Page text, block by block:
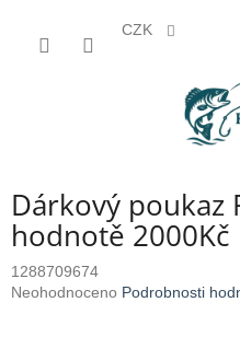
CZK
Dárkový poukaz
hodnotě 2000Kč
1288709674
Průměrné
Neohodnoceno Podrobnosti